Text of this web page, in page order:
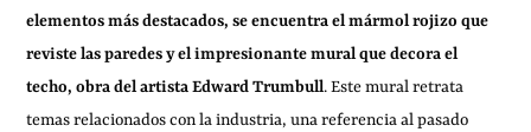
elementos más destacados, se encuentra el mármol rojizo que
reviste las paredes y el impresionante mural que decora el
techo, obra del artista Edward Trumbull. Este mural retrata
temas relacionados con la industria, una referencia al pasado